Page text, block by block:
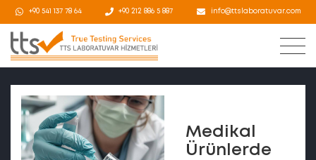
+90 541 137 78 64 +90 212 886 5 887 info@ttslaboratuvar.com
Medikal
Ürünlerde